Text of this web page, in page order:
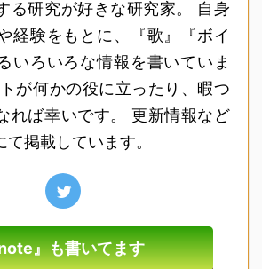
る研究が好きな研究家。 自身
経験をもとに、『歌』『ボイ
いろいろな情報を書いていま
が何かの役に立ったり、暇つ
れば幸いです。 更新情報など
掲載しています。
』も書いてます